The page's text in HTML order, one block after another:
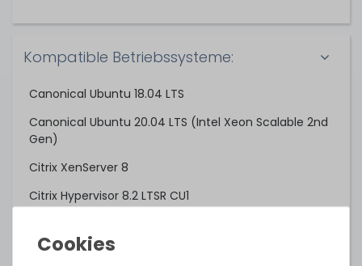
Kompatible Betriebssysteme:
Canonical Ubuntu 18.04 LTS
Canonical Ubuntu 20.04 LTS (Intel Xeon Scalable 2nd
Gen)
Citrix XenServer 8
Citrix Hypervisor 8.2 LTSR CU1
Microsoft Windows Server 2016